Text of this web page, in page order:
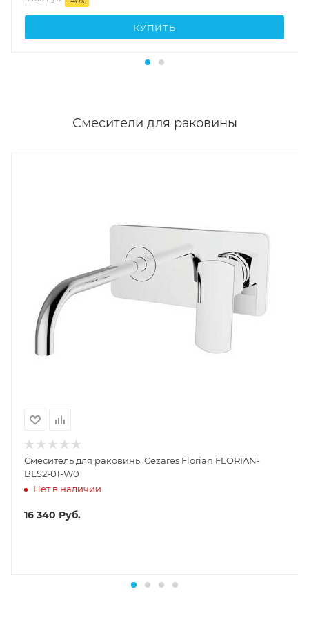
КУПИТЬ
Смесители для раковины
Смеситель для раковины Cezares Florian FLORIAN-
BLS2-01-W0
Нет в наличии
16 340 Руб.